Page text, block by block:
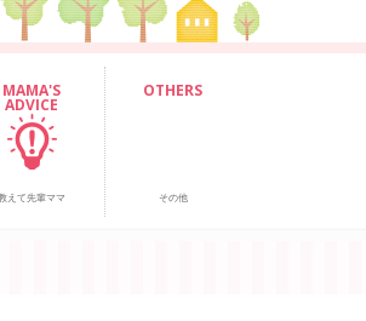
MAMA'S
ADVICE
えて先輩ママ
OTHERS
その他